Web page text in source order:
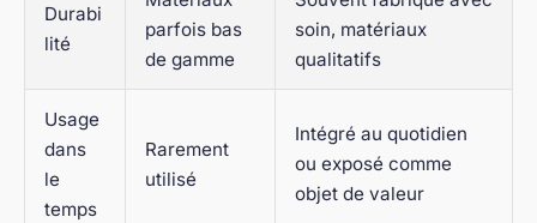
Durabi
lité
parfois bas
de gamme
soin, matériaux
qualitatifs
Usage
dans
le
temps
Rarement
utilisé
Intégré au quotidien
ou exposé comme
objet de valeur